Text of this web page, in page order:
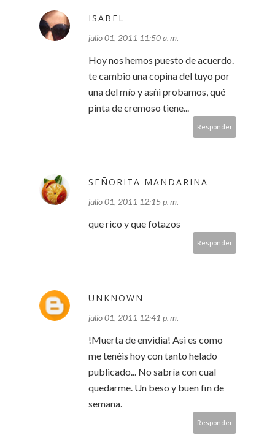
ISABEL
julio 01, 2011 11:50 a. m.
Hoy nos hemos puesto de acuerdo.
te cambio una copina del tuyo por
una del mío y asñi probamos, qué
pinta de cremoso tiene...
Responder
SEÑORITA MANDARINA
julio 01, 2011 12:15 p. m.
que rico y que fotazos
Responder
UNKNOWN
julio 01, 2011 12:41 p. m.
!Muerta de envidia! Asi es como
me tenéis hoy con tanto helado
publicado... No sabría con cual
quedarme. Un beso y buen fin de
semana.
Responder